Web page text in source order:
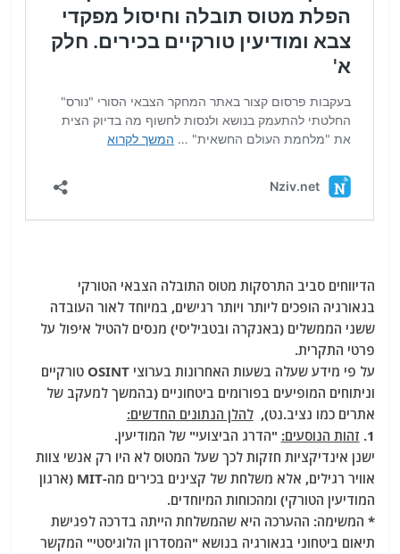
הדיווחים סביב התרסקות מטוס התובלה הצבאי הטורקי
בגאורגיה הופכים ליותר ויותר רגישים, במיוחד לאור העובדה
ששני הממשלים (באנקרה ובטביליסי) מנסים להטיל איפול על
פרטי התקרית.
על פי מידע שעלה בשעות האחרונות בערוצי OSINT טורקיים
וניתוחים המופיעים בפורומים ביטחוניים (בהמשך למעקב של
אתרים כמו נציב.נט), להלן הנתונים החדשים:
1. זהות הנוסעים: "הדרג הביצועי" של המודיעין.
ישנן אינדיקציות חזקות לכך שעל המטוס לא היו רק אנשי צוות
אוויר רגילים, אלא משלחת של קצינים בכירים מה-MIT (ארגון
המודיעין הטורקי) ומהכוחות המיוחדים.
* המשימה: ההערכה היא שהמשלחת הייתה בדרכה לפגישת
תיאום ביטחוני בגאורגיה בנושא "המסדרון הלוגיסטי" המקשר